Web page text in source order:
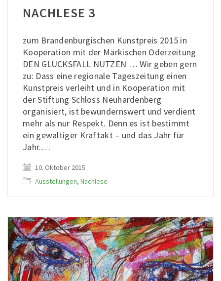
NACHLESE 3
zum Brandenburgischen Kunstpreis 2015 in
Kooperation mit der Märkischen Oderzeitung
DEN GLÜCKSFALL NUTZEN … Wir geben gern
zu: Dass eine regionale Tageszeitung einen
Kunstpreis verleiht und in Kooperation mit
der Stiftung Schloss Neuhardenberg
organisiert, ist bewundernswert und verdient
mehr als nur Respekt. Denn es ist bestimmt
ein gewaltiger Kraftakt – und das Jahr für
Jahr.…
10. Oktober 2015
Ausstellungen, Nachlese